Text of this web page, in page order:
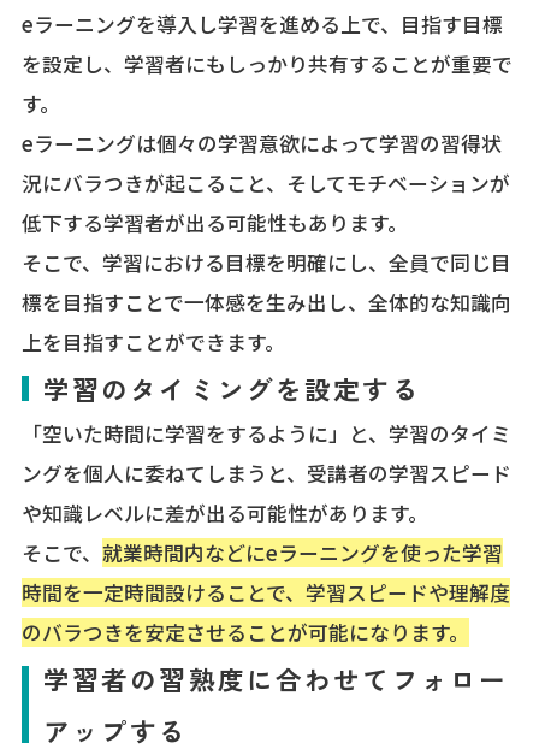
eラーニングを導入し学習を進める上で、目指す目標
を設定し、学習者にもしっかり共有することが重要で
す。
eラーニングは個々の学習意欲によって学習の習得状
況にバラつきが起こること、そしてモチベーションが
低下する学習者が出る可能性もあります。
そこで、学習における目標を明確にし、全員で同じ目
標を目指すことで一体感を生み出し、全体的な知識向
上を目指すことができます。
学習のタイミングを設定する
「空いた時間に学習をするように」と、学習のタイミ
ングを個人に委ねてしまうと、受講者の学習スピード
や知識レベルに差が出る可能性があります。
そこで、 就業時間内などにeラーニングを使った学習
時間を一定時間設けることで、学習スピードや理解度
のバラつきを安定させることが可能になります。
学習者の習熟度に合わせてフォロー
アップする